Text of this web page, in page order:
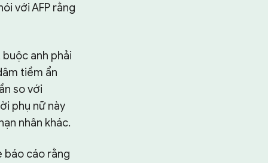
với AFP rằng
anh phải
tiềm ẩn
so với
phụ nữ này
nhân khác.
báo cáo rằng